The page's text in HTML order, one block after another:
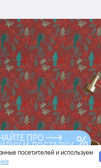
посетителей и используем
ПРО
И ДОСТАВКУ